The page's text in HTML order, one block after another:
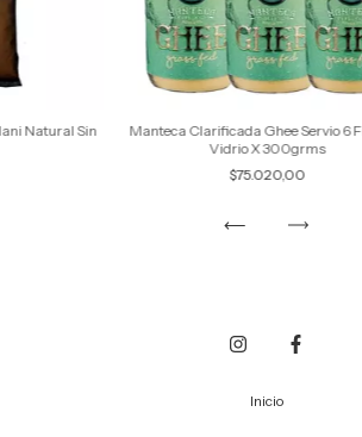
Natural Sin
Manteca Clarificada Ghee Servio 6
Vidrio X 300grms
$75.020,00
Inicio